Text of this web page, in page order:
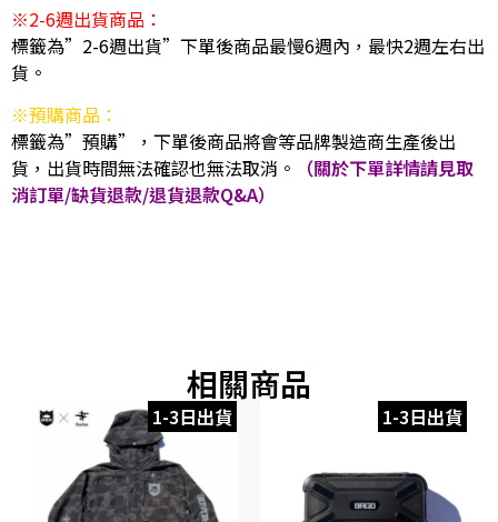
※2-6週出貨商品：
標籤為”2-6週出貨”下單後商品最慢6週內，最快2週左右出
貨。
※預購商品：
標籤為”預購”，下單後商品將會等品牌製造商生產後出
貨，出貨時間無法確認也無法取消。
（關於下單詳情請見取
消訂單/缺貨退款/退貨退款Q&A）
相關商品
1-3日出貨 1-3日出貨